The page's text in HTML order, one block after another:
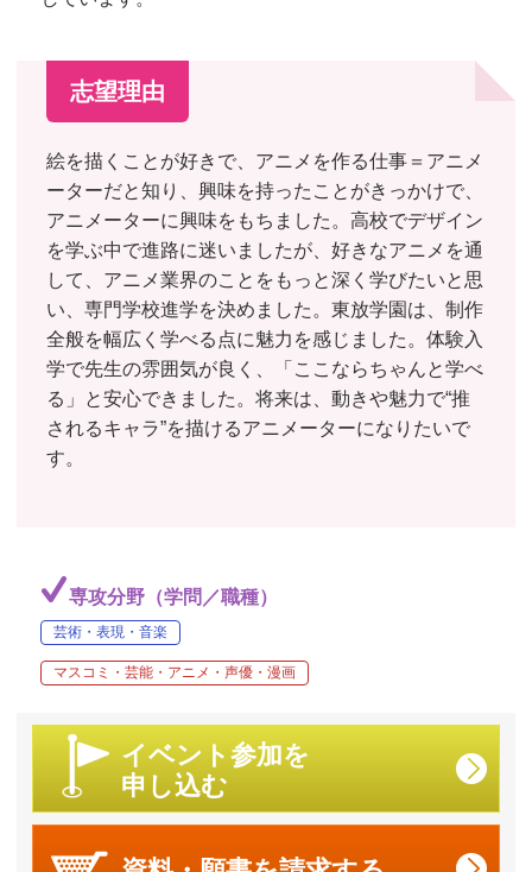
志望理由
絵を描くことが好きで、アニメを作る仕事＝アニメ
ーターだと知り、興味を持ったことがきっかけで、
アニメーターに興味をもちました。高校でデザイン
を学ぶ中で進路に迷いましたが、好きなアニメを通
して、アニメ業界のことをもっと深く学びたいと思
い、専門学校進学を決めました。東放学園は、制作
全般を幅広く学べる点に魅力を感じました。体験入
学で先生の雰囲気が良く、「ここならちゃんと学べ
る」と安心できました。将来は、動きや魅力で“推
されるキャラ”を描けるアニメーターになりたいで
す。
専攻分野（学問／職種）
芸術・表現・音楽
マスコミ・芸能・アニメ・声優・漫画
イベント参加を
申し込む